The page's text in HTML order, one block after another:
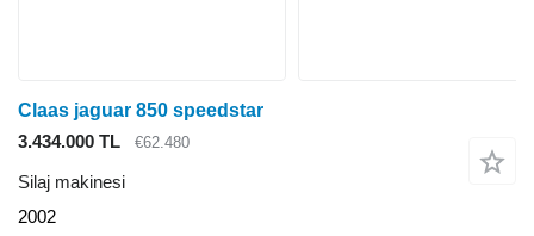
Claas jaguar 850 speedstar
3.434.000 TL
€62.480
Silaj makinesi
2002